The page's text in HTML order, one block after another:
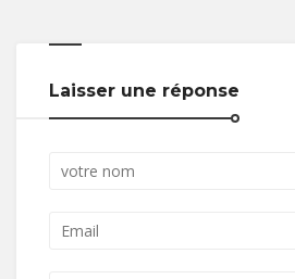
Laisser une réponse